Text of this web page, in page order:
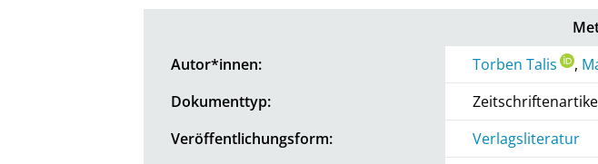
Autor*innen:
Torben Talis ,
Dokumenttyp:
Veröffentlichungsform:
Verlagsliteratur